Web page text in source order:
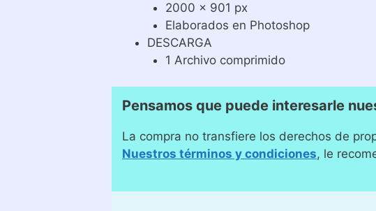
2000 x 901 px
Elaborados en Photoshop
DESCARGA
1 Archivo comprimido
Pensamos que puede interesarle
La compra no transfiere los derechos de
Nuestros términos y condiciones, le